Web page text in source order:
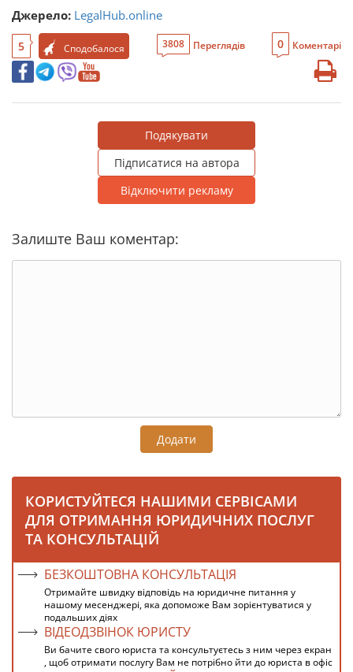
Джерело: LegalHub.online
5 Сподобалося 3808 Переглядів 0 Коментарі
Подякувати
Підписатися на автора
Відключити рекламу
Залиште Ваш коментар:
Додати
КОРИСТУЙТЕСЯ НАШИМИ СЕРВІСАМИ
ДЛЯ ОТРИМАННЯ ЮРИДИЧНИХ ПОСЛУГ
ТА КОНСУЛЬТАЦІЙ
БЕЗКОШТОВНА КОНСУЛЬТАЦІЯ
Отримайте швидку відповідь на юридичне питання у
нашому месенджері, яка допоможе Вам зорієнтуватися у
подальших діях
ВІДЕОДЗВІНОК ЮРИСТУ
Ви бачите свого юриста та консультуєтесь з ним через екран
, щоб отримати послугу Вам не потрібно йти до юриста в офіс